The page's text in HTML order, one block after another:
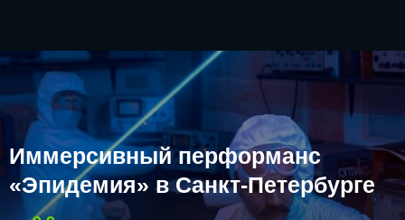
Иммерсивный перформанс
«Эпидемия» в Санкт-Петербурге